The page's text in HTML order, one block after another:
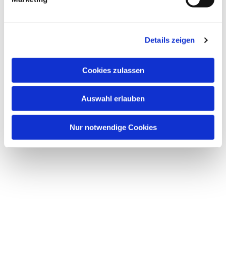
Details zeigen
Cookies zulassen
Auswahl erlauben
Nur notwendige Cookies